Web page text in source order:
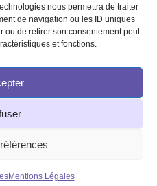
nous permettra de traiter
de navigation ou les ID uniques
ou de retirer son consentement peut
et fonctions.
Mentions Légales
MÉTAPSYCHIQUE
- Tél : 09 83 68 23 85